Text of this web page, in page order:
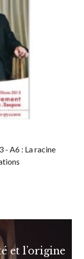
- A6 : La racine
et l’origine